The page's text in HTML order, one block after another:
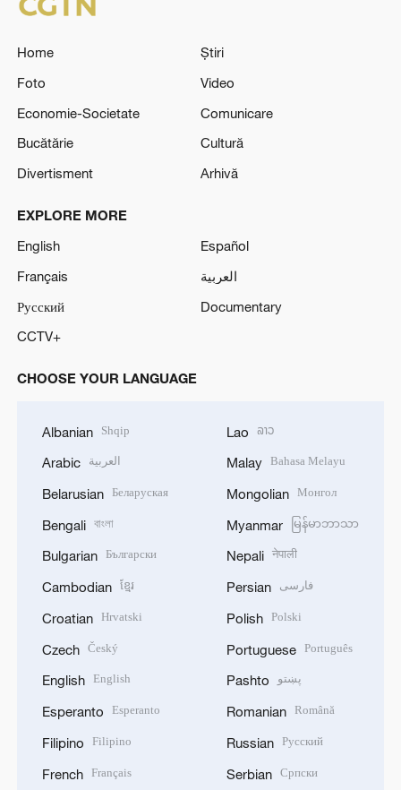
Home
Știri
Foto
Video
Economie-Societate
Comunicare
Bucătărie
Cultură
Divertisment
Arhivă
EXPLORE MORE
English
Español
Français
العربية
Русский
Documentary
CCTV+
CHOOSE YOUR LANGUAGE
Albanian Shqip
Arabic العربية
Belarusian Беларуская
Bengali বাংলা
Bulgarian Български
Cambodian ខ្មែរ
Croatian Hrvatski
Czech Český
English English
Esperanto Esperanto
Filipino Filipino
French Français
Lao ລາວ
Malay Bahasa Melayu
Mongolian Монгол
Myanmar မြန်မာဘာသာ
Nepali नेपाली
Persian فارسی
Polish Polski
Portuguese Português
Pashto پښتو
Romanian Română
Russian Русский
Serbian Српски